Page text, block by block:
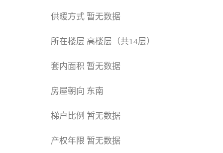
供暖方式 暂无数据
所在楼层 高楼层（共14层）
套内面积 暂无数据
房屋朝向 东南
梯户比例 暂无数据
产权年限 暂无数据